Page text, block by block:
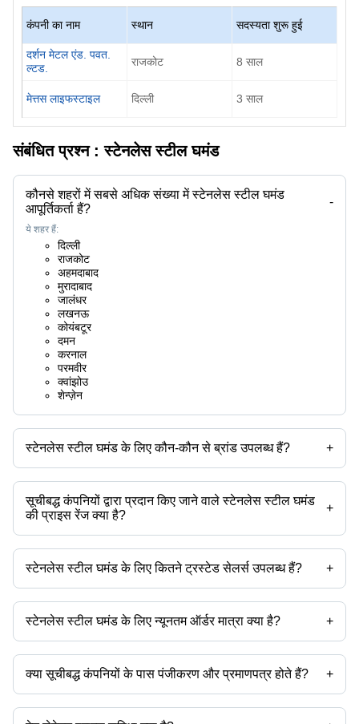
कंपनी का नाम स्थान सदस्यता शुरू हुई
दर्शन मेटल एंड. पवत.
ल्टड.
राजकोट 8 साल
मेत्तस लाइफस्टाइल दिल्ली 3 साल
संबंधित प्रश्न :स्टेनलेस स्टील घमंड
कौनसे शहरों में सबसे अधिक संख्या में स्टेनलेस स्टील घमंड
आपूर्तिकर्ता हैं?
-
ये शहर हैं:
दिल्ली
राजकोट
अहमदाबाद
मुरादाबाद
जालंधर
लखनऊ
कोयंबटूर
दमन
करनाल
परमवीर
क्वांझोउ
शेन्ज़ेन
स्टेनलेस स्टील घमंड के लिए कौन-कौन से ब्रांड उपलब्ध हैं? +
उपलब्ध ब्रांड हैं -
सूचीबद्ध कंपनियों द्वारा प्रदान किए जाने वाले स्टेनलेस स्टील घमंड
की प्राइस रेंज क्या है?
+
स्टेनलेस स्टील घमंड की प्राइस रेंज है -
कंपनी का
नाम
प्रोडक्ट का नाम
- INR
बाथरूम के लिए आयताकार संक्षारण प्रतिरोध पोलिश
वैनिटी
स्टेनलेस स्टील घमंड के लिए कितने ट्रस्टेड सेलर्स उपलब्ध हैं? +
स्टेनलेस स्टील घमंड के ट्रस्टेड सेलर्स हैं:
मेत्तस लाइफस्टाइल
स्टेनलेस स्टील घमंड के लिए न्यूनतम ऑर्डर मात्रा क्या है? +
उत्पाद के साथ न्यूनतम ऑर्डर मात्रा उल्लेखित होती है और कंपनी से कंपनी भिन्न हो सकती
है।
क्या सूचीबद्ध कंपनियों के पास पंजीकरण और प्रमाणपत्र होते हैं? +
अधिकांश कंपनियों के पास पंजीकरण होता है, और प्रमाणपत्र रखने वाली कंपनियां हैं -